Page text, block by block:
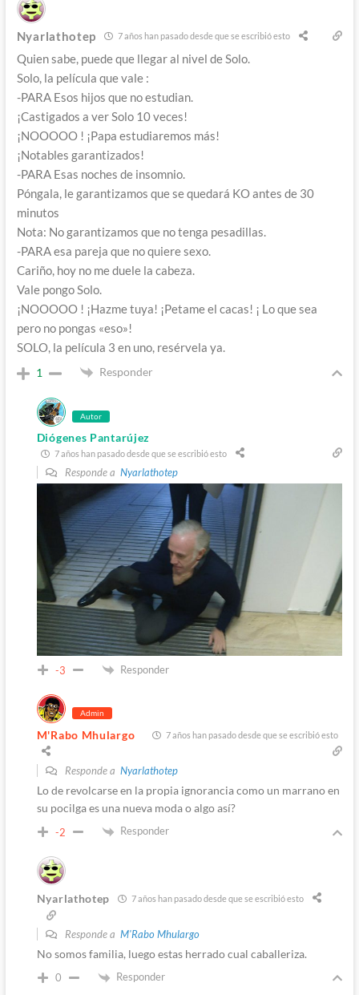
Nyarlathotep 7 años han pasado desde que se escribió esto
Quien sabe, puede que llegar al nivel de Solo.
Solo, la película que vale :
-PARA Esos hijos que no estudian.
¡Castigados a ver Solo 10 veces!
¡NOOOOO ! ¡Papa estudiaremos más!
¡Notables garantizados!
-PARA Esas noches de insomnio.
Póngala, le garantizamos que se quedará KO antes de 30
minutos
Nota: No garantizamos que no tenga pesadillas.
-PARA esa pareja que no quiere sexo.
Cariño, hoy no me duele la cabeza.
Vale pongo Solo.
¡NOOOOO ! ¡Hazme tuya! ¡Petame el cacas! ¡ Lo que sea
pero no pongas «eso»!
SOLO, la película 3 en uno, resérvela ya.
1 Responder
Autor
Diógenes Pantarújez
7 años han pasado desde que se escribió esto
Responde a Nyarlathotep
-3 Responder
Admin
M'Rabo Mhulargo 7 años han pasado desde que se escribió esto
Responde a Nyarlathotep
Lo de revolcarse en la propia ignorancia como un marrano en
su pocilga es una nueva moda o algo así?
-2 Responder
Nyarlathotep 7 años han pasado desde que se escribió esto
Responde a M'Rabo Mhulargo
No somos familia, luego estas herrado cual caballeriza.
0 Responder